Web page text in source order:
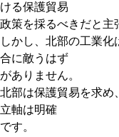
ける保護貿易
政策を採るべきだと主
しかし、北部の工業
合に敵うはず
がありません。
北部は保護貿易を求め
立軸は明確
です。